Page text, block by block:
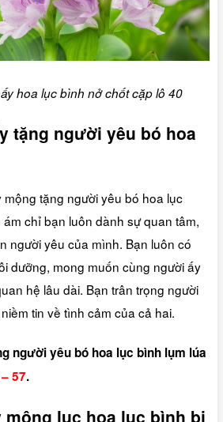
hoa lục bình nở chốt cặp lô 40
tặng người yêu bó hoa
tặng người yêu bó hoa lục
chỉ bạn luôn dành sự quan tâm,
người yêu của mình. Bạn luôn có
dưỡng, mong muốn cùng người ấy
hệ lâu dài. Bạn trân trọng người
tin về tình cảm của cả hai.
người yêu bó hoa lục bình lụm lúa
57.
mộng lục hoa lục bình bị